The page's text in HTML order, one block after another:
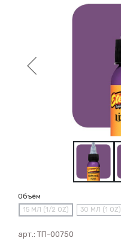
Объём
15 МЛ (1/2 OZ) 30 МЛ (1 OZ)
арт.: ТП-00750